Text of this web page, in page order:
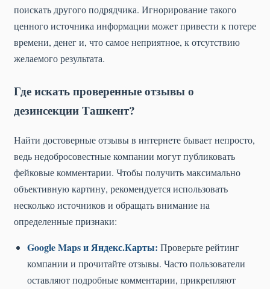
поискать другого подрядчика. Игнорирование такого
ценного источника информации может привести к потере
времени, денег и, что самое неприятное, к отсутствию
желаемого результата.
Где искать проверенные отзывы о
дезинсекции Ташкент?
Найти достоверные отзывы в интернете бывает непросто,
ведь недобросовестные компании могут публиковать
фейковые комментарии. Чтобы получить максимально
объективную картину, рекомендуется использовать
несколько источников и обращать внимание на
определенные признаки:
Google Maps и Яндекс.Карты: Проверьте рейтинг
компании и прочитайте отзывы. Часто пользователи
оставляют подробные комментарии, прикрепляют